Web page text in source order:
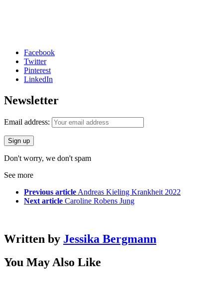
Facebook
Twitter
Pinterest
LinkedIn
Newsletter
Email address:
Don't worry, we don't spam
See more
Previous article Andreas Kieling Krankheit 2022
Next article Caroline Robens Jung
Written by Jessika Bergmann
You May Also Like